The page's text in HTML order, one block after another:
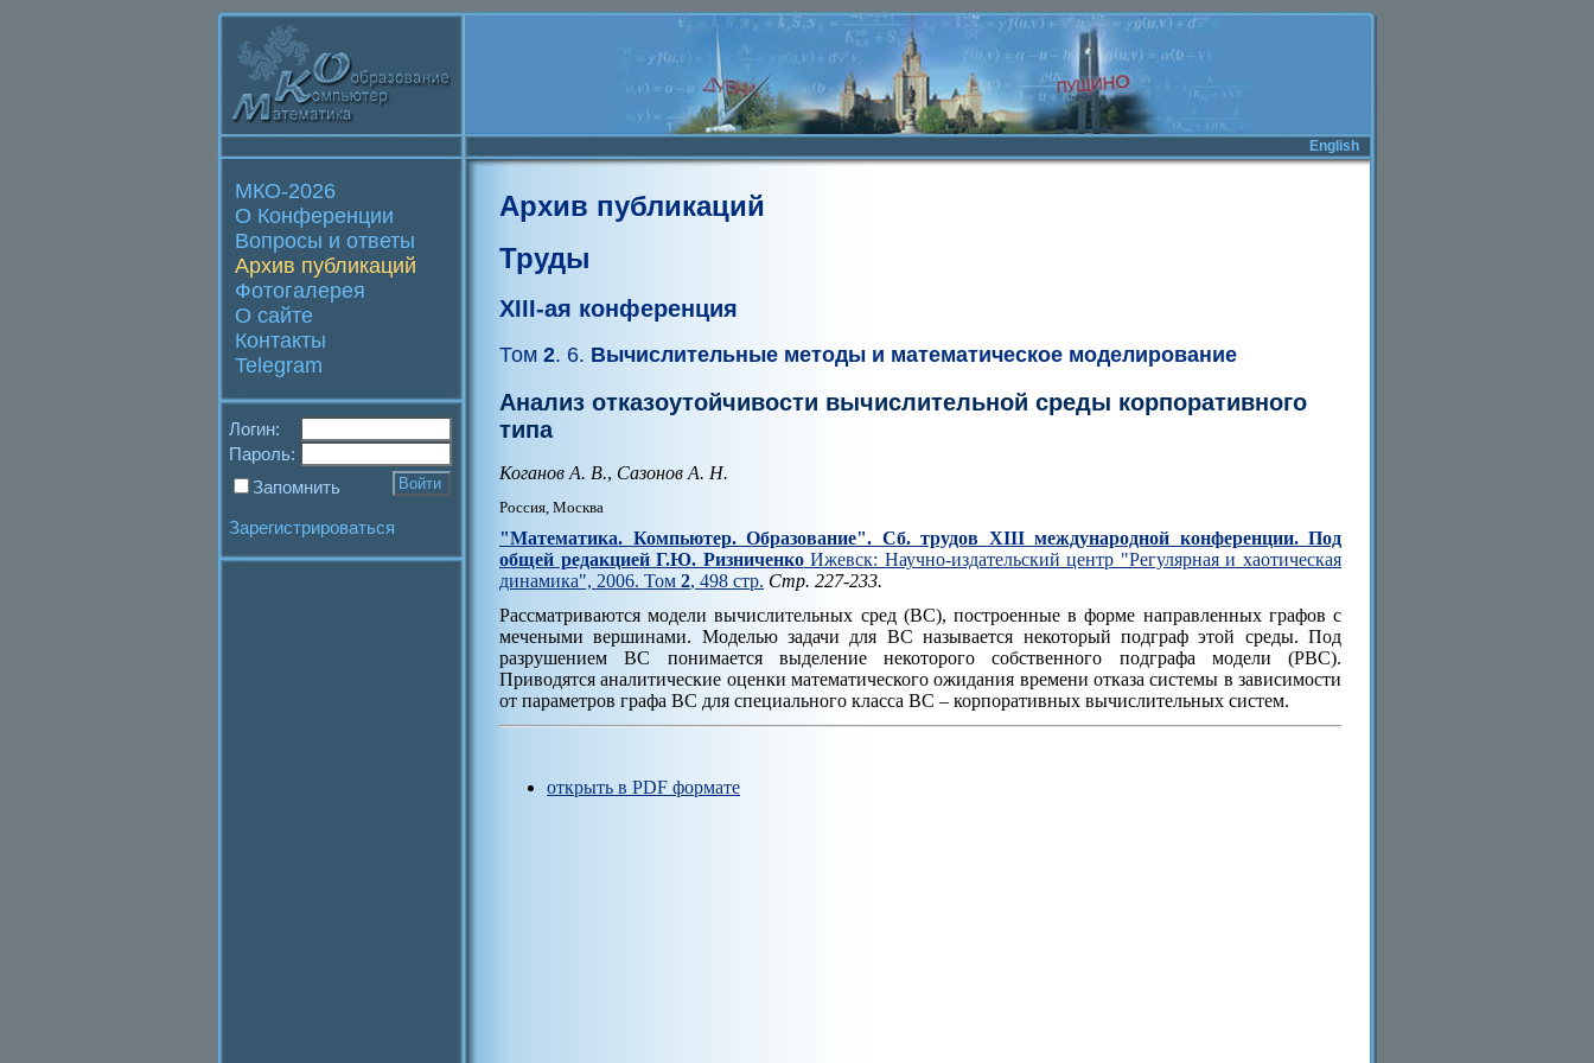
English
МКО-2026
О Конференции
Вопросы и ответы
Архив публикаций
Фотогалерея
О сайте
Контакты
Telegram
Логин:
Пароль:
Запомнить
Зарегистрироваться
Архив публикаций
Труды
XIII-ая конференция
Том 2. 6. Вычислительные методы и математическое моделирование
Анализ отказоутойчивости вычислительной среды корпоративного
типа
Коганов А. В., Сазонов А. Н.
Россия, Москва
"Математика. Компьютер. Образование". Cб. трудов XIII международной конференции. Под
общей редакцией Г.Ю. РизниченкоИжевск: Научно-издательский центр "Регулярная и хаотическая
динамика", 2006. Том 2, 498 стр. Стр. 227-233.
Рассматриваются модели вычислительных сред (ВС), построенные в форме направленных графов с
мечеными вершинами. Моделью задачи для ВС называется некоторый подграф этой среды. Под
разрушением ВС понимается выделение некоторого собственного подграфа модели (РВС).
Приводятся аналитические оценки математического ожидания времени отказа системы в зависимости
от параметров графа ВС для специального класса ВС – корпоративных вычислительных систем.
открыть в PDF формате